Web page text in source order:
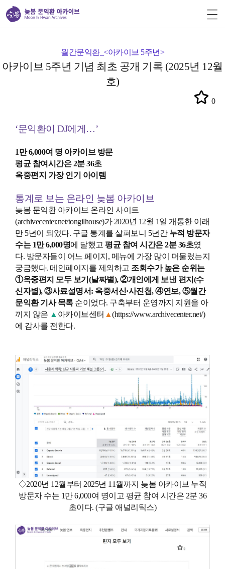
월간문익환_<아카이브 5주년>
아카이브 5주년 기념 최초 공개 기록 (2025년 12월
호)
0
‘문익환이 DJ에게…’
1만 6,000여 명 아카이브 방문
평균 참여시간은 2분 36초
옥중편지 가장 인기 아이템
통계로 보는 온라인 늦봄 아카이브
늦봄 문익환 아카이브 온라인 사이트
(archivecenter.net/tongilhouse)가 2020년 12월 1일 개통한 이래
만 5년이 되었다. 구글 통계를 살펴보니 5년간 누적 방문자
수는 1만 6,000명에 달했고 평균 참여 시간은 2분 36초였
다. 방문자들이 어느 페이지, 메뉴에 가장 많이 머물렀는지
궁금했다. 메인페이지를 제외하고 조회수가 높은 순위는
①옥중편지 모두 보기(날짜별), ②개인에게 보낸 편지(수
신자별), ③사료설명서: 옥중서신·사진첩, ④연보, ⑤월간
문익환 기사 목록순이었다. 구축부터 운영까지 지원을 아
끼지 않은 ▲ 아카이브센터 ▲(https://www.archivecenter.net/)
에 감사를 전한다.
◇2020년 12월부터 2025년 11월까지 늦봄 아카이브 누적
방문자 수는 1만 6,000여 명이고 평균 참여 시간은 2분 36
초이다. (구글 애널리틱스)